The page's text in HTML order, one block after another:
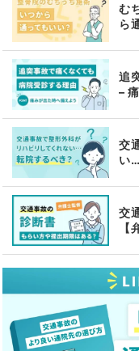
む
ら
追
–
交
い
交
【